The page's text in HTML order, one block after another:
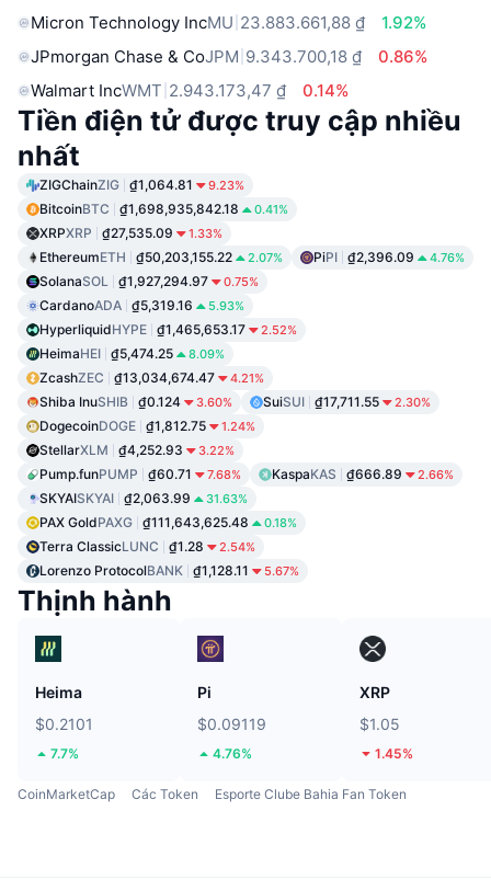
Micron Technology IncMU 23.883.661,88 ₫
1.92%
JPmorgan Chase & CoJPM 9.343.700,18 ₫
0.86%
Walmart IncWMT 2.943.173,47 ₫ 0.14%
Tiền điện tử được truy cập nhiều
nhất
ZIGChainZIG ₫1,064.81 9.23%
BitcoinBTC ₫1,698,935,842.18 0.41%
XRPXRP ₫27,535.09 1.33%
EthereumETH ₫50,203,155.22 2.07% PiPI ₫2,396.09 4.76%
SolanaSOL ₫1,927,294.97 0.75%
CardanoADA ₫5,319.16 5.93%
HyperliquidHYPE ₫1,465,653.17 2.52%
HeimaHEI ₫5,474.25 8.09%
ZcashZEC ₫13,034,674.47 4.21%
Shiba InuSHIB ₫0.124 3.60% SuiSUI ₫17,711.55 2.30%
DogecoinDOGE ₫1,812.75 1.24%
StellarXLM ₫4,252.93 3.22%
Pump.funPUMP ₫60.71 7.68% KaspaKAS ₫666.89 2.66%
SKYAISKYAI ₫2,063.99 31.63%
PAX GoldPAXG ₫111,643,625.48 0.18%
Terra ClassicLUNC ₫1.28 2.54%
Lorenzo ProtocolBANK ₫1,128.11 5.67%
Thịnh hành
Heima
$0.2101
7.7%
Pi
$0.09119
4.76%
XRP
$1.05
1.45%
CoinMarketCap Các Token Esporte Clube Bahia Fan Token